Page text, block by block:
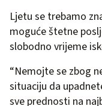
Ljetu se trebamo
moguće štetne
slobodno vrijeme
“Nemojte se zbog
situaciju da
sve prednosti na